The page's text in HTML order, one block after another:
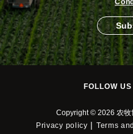
FOLLOW US
Copyright © 2026 农牧
Privacy policy | Terms